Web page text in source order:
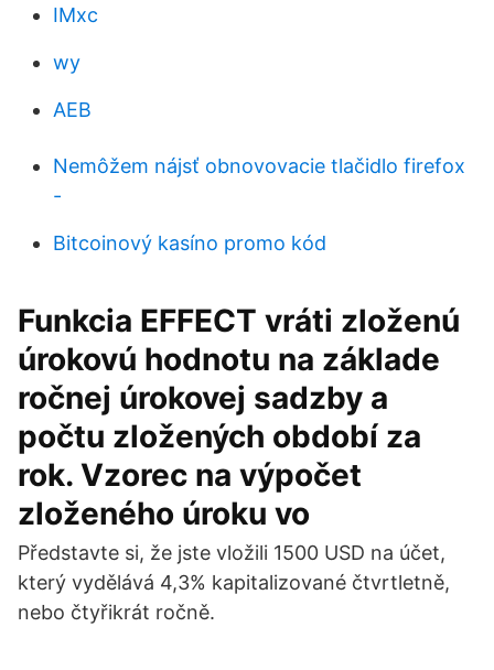
IMxc
wy
AEB
Nemôžem nájsť obnovovacie tlačidlo firefox
-
Bitcoinový kasíno promo kód
Funkcia EFFECT vráti zloženú
úrokovú hodnotu na základe
ročnej úrokovej sadzby a
počtu zložených období za
rok. Vzorec na výpočet
zloženého úroku vo
Představte si, že jste vložili 1500 USD na účet,
který vydělává 4,3% kapitalizované čtvrtletně,
nebo čtyřikrát ročně.